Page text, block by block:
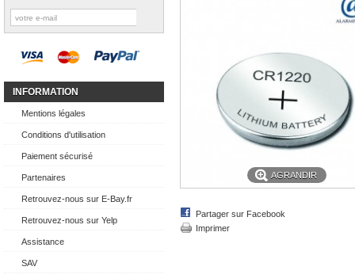
INFORMATION
Mentions légales
Conditions d'utilisation
Paiement sécurisé
Partenaires
Retrouvez-nous sur E-Bay.fr
Retrouvez-nous sur Yelp
Assistance
SAV
AGRANDIR
Partager sur Facebook
Imprimer